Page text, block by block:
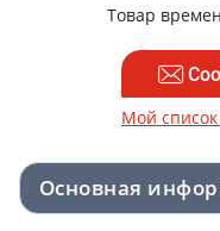
Товар
Мой
Основная